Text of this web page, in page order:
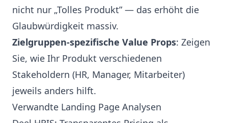
nicht nur „Tolles Produkt” — das erhöht die
Glaubwürdigkeit massiv.
Zielgruppen-spezifische Value Props: Zeigen
Sie, wie Ihr Produkt verschiedenen
Stakeholdern (HR, Manager, Mitarbeiter)
jeweils anders hilft.
Verwandte Landing Page Analysen